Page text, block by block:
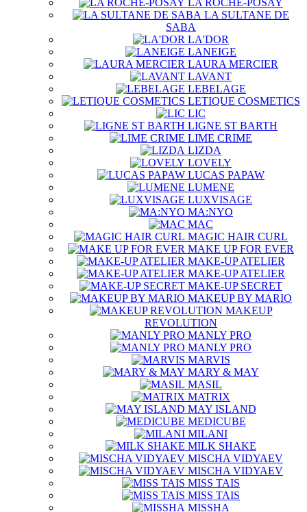
LA ROCHE-POSAY
LA SULTANE DE
SABA
LA'DOR
LANEIGE
LAURA MERCIER
LAVANT
LEBELAGE
LETIQUE COSMETICS
LIC
LIGNE ST BARTH
LIME CRIME
LIZDA
LOVELY
LUCAS PAPAW
LUMENE
LUXVISAGE
MA:NYO
MAC
MAGIC HAIR CURL
MAKE UP FOR EVER
MAKE-UP ATELIER
MAKE-UP ATELIER
MAKE-UP SECRET
MAKEUP BY MARIO
MAKEUP
REVOLUTION
MANLY PRO
MANLY PRO
MARVIS
MARY & MAY
MASIL
MATRIX
MAY ISLAND
MEDICUBE
MILANI
MILK SHAKE
MISCHA VIDYAEV
MISCHA VIDYAEV
MISS TAIS
MISS TAIS
MISSHA